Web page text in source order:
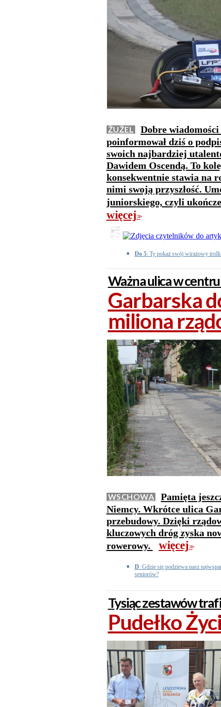
ŻUŻEL
Dobre
poinformował dziś o
swoich najbardziej
Dawidem Oscendą. To
konsekwentnie stawia na
nimi swoją przyszłość.
juniorskiego, czyli
więcej>>
Do 5: Ty pokaż swój wirażowy
Ważna ulica w
Garbarska
miliona
WSCHOWA
Pamięta
Niemcy. Wkrótce ulica
przebudowy. Dzięki
kluczowych dróg zyska
rowerowy.
więcej>>
D: Gdzie się podziewa nasz
seniorów?
Tysiąc zestawów
Pudełko